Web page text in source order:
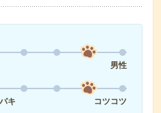
男性
キ
コツコツ